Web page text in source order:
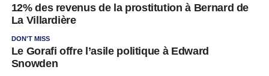
12% des revenus de la prostitution à Bernard de
La Villardière
DON'T MISS
Le Gorafi offre l’asile politique à Edward
Snowden